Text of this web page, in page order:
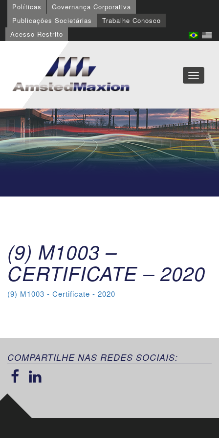
Políticas
Governança Corporativa
Publicações Societárias
Trabalhe Conosco
Acesso Restrito
(9) M1003 –
CERTIFICATE – 2020
(9) M1003 - Certificate - 2020
COMPARTILHE NAS REDES SOCIAIS: